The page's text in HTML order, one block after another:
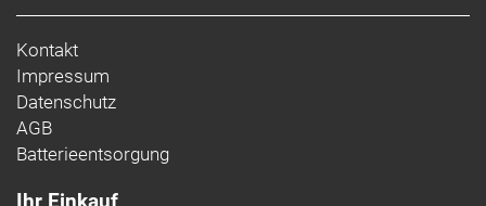
Kontakt
Impressum
Datenschutz
AGB
Batterieentsorgung